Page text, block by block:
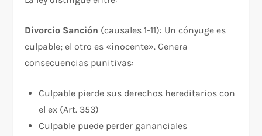
Divorcio Sanción (causales 1-11): Un cónyuge es
culpable; el otro es «inocente». Genera
consecuencias punitivas:
Culpable pierde sus derechos hereditarios con
el ex (Art. 353)
Culpable puede perder gananciales